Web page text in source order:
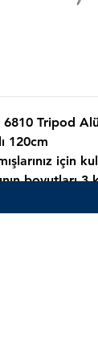
Tripod
120cm
için
boyutları
hale
ayağı üzerine